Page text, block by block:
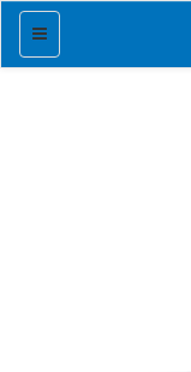
منو